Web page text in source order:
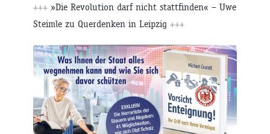
+++ »Die Revolution darf nicht stattfinden« – Uwe
Steimle zu Querdenken in Leipzig +++